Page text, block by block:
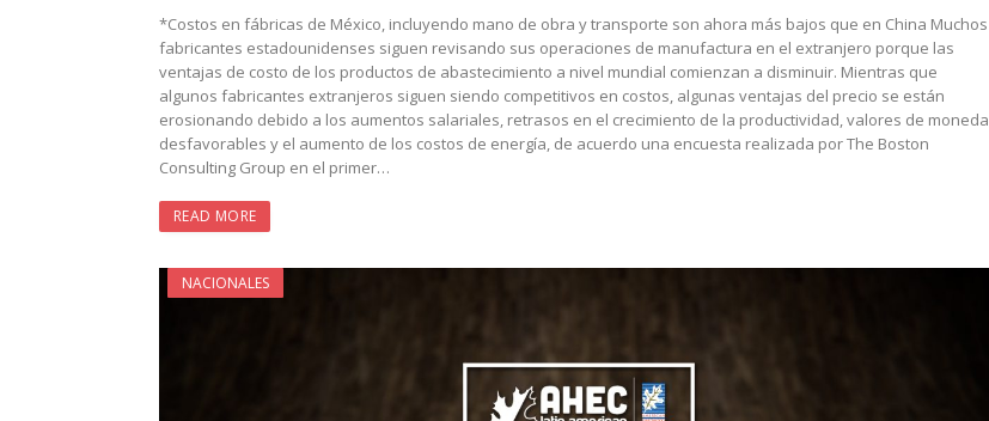
*Costos en fábricas de México, incluyendo mano de obra y transporte son ahora más bajos que en China Muchos
fabricantes estadounidenses siguen revisando sus operaciones de manufactura en el extranjero porque las
ventajas de costo de los productos de abastecimiento a nivel mundial comienzan a disminuir. Mientras que
algunos fabricantes extranjeros siguen siendo competitivos en costos, algunas ventajas del precio se están
erosionando debido a los aumentos salariales, retrasos en el crecimiento de la productividad, valores de moneda
desfavorables y el aumento de los costos de energía, de acuerdo una encuesta realizada por The Boston
Consulting Group en el primer…
READ MORE
NACIONALES